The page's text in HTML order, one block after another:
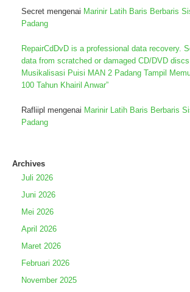
Secret mengenai Marinir Latih Baris Berbaris
Padang
RepairCdDvD is a professional data recovery.
data from scratched or damaged CD/DVD discs
Musikalisasi Puisi MAN 2 Padang Tampil
100 Tahun Khairil Anwar”
Rafliipl mengenai Marinir Latih Baris Berbaris
Padang
Archives
Juli 2026
Juni 2026
Mei 2026
April 2026
Maret 2026
Februari 2026
November 2025